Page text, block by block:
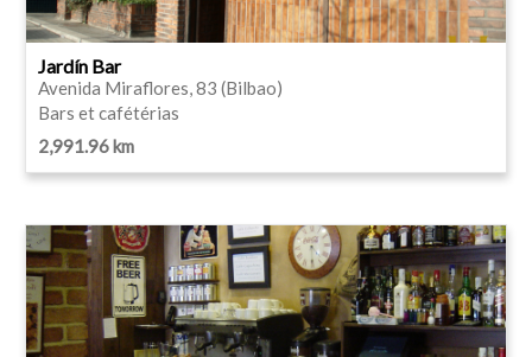
Jardín Bar
Avenida Miraflores, 83 (Bilbao)
Bars et cafétérias
2,991.96 km